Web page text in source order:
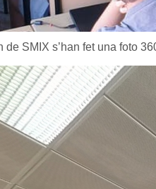
de SMIX s’han fet una foto